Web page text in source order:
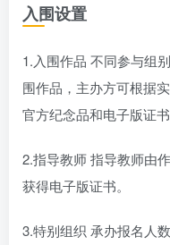
入围设置
1.入围作品 不同参与组
围作品，主办方可根据
官方纪念品和电子版证
2.指导教师 指导教师由
获得电子版证书。
3.特别组织 承办报名人